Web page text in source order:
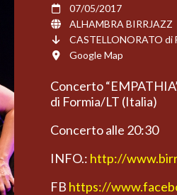
07/05/2017
ALHAMBRA BIRRJAZZ
CASTELLONORATO di
Google Map
Concerto
di Formia/LT (Italia)
Concerto alle 20:30
INFO.: http://
FB https://